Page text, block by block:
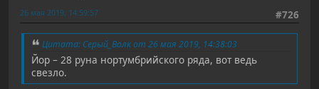
#726
26 мая 2019, 14:59:57
Цитата: Серый_Волк от 26 мая 2019, 14:38:03
Йор – 28 руна нортумбрийского ряда, вот ведь
свезло.